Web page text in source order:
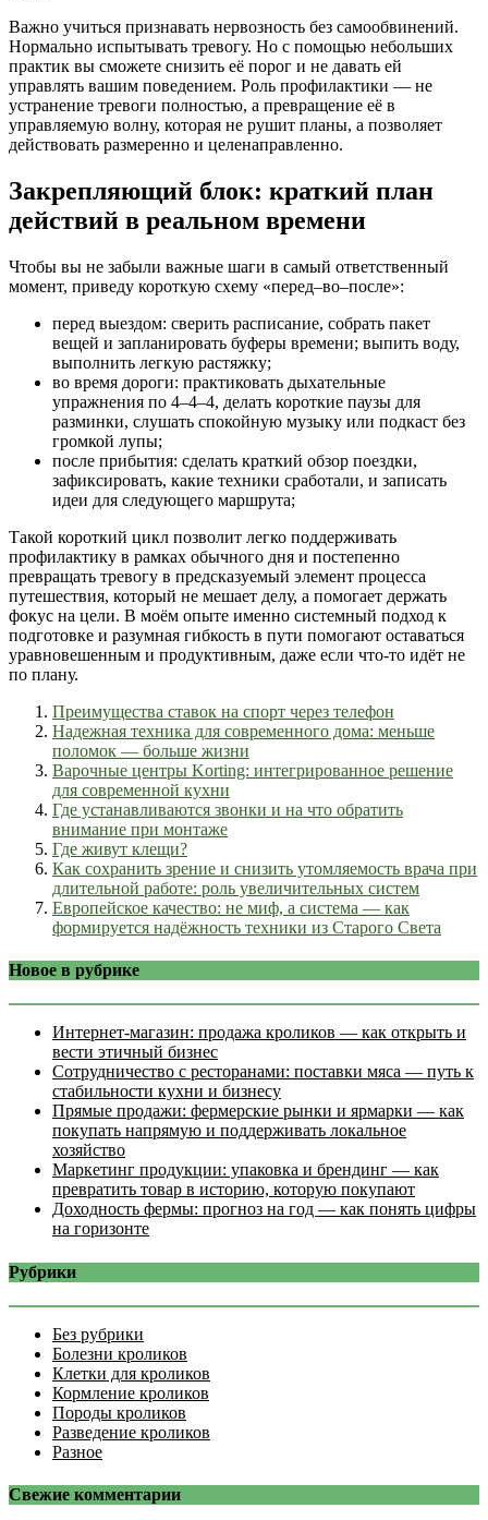
Важно учиться признавать нервозность без самообвинений.
Нормально испытывать тревогу. Но с помощью небольших
практик вы сможете снизить её порог и не давать ей
управлять вашим поведением. Роль профилактики — не
устранение тревоги полностью, а превращение её в
управляемую волну, которая не рушит планы, а позволяет
действовать размеренно и целенаправленно.
Закрепляющий блок: краткий план
действий в реальном времени
Чтобы вы не забыли важные шаги в самый ответственный
момент, приведу короткую схему «перед–во–после»:
перед выездом: сверить расписание, собрать пакет
вещей и запланировать буферы времени; выпить воду,
выполнить легкую растяжку;
во время дороги: практиковать дыхательные
упражнения по 4–4–4, делать короткие паузы для
разминки, слушать спокойную музыку или подкаст без
громкой лупы;
после прибытия: сделать краткий обзор поездки,
зафиксировать, какие техники сработали, и записать
идеи для следующего маршрута;
Такой короткий цикл позволит легко поддерживать
профилактику в рамках обычного дня и постепенно
превращать тревогу в предсказуемый элемент процесса
путешествия, который не мешает делу, а помогает держать
фокус на цели. В моём опыте именно системный подход к
подготовке и разумная гибкость в пути помогают оставаться
уравновешенным и продуктивным, даже если что-то идёт не
по плану.
Преимущества ставок на спорт через телефон
Надежная техника для современного дома: меньше
поломок — больше жизни
Варочные центры Korting: интегрированное решение
для современной кухни
Где устанавливаются звонки и на что обратить
внимание при монтаже
Где живут клещи?
Как сохранить зрение и снизить утомляемость врача при
длительной работе: роль увеличительных систем
Европейское качество: не миф, а система — как
формируется надёжность техники из Старого Света
Новое в рубрике
Интернет‑магазин: продажа кроликов — как открыть и
вести этичный бизнес
Сотрудничество с ресторанами: поставки мяса — путь к
стабильности кухни и бизнесу
Прямые продажи: фермерские рынки и ярмарки — как
покупать напрямую и поддерживать локальное
хозяйство
Маркетинг продукции: упаковка и брендинг — как
превратить товар в историю, которую покупают
Доходность фермы: прогноз на год — как понять цифры
на горизонте
Рубрики
Без рубрики
Болезни кроликов
Клетки для кроликов
Кормление кроликов
Породы кроликов
Разведение кроликов
Разное
Свежие комментарии